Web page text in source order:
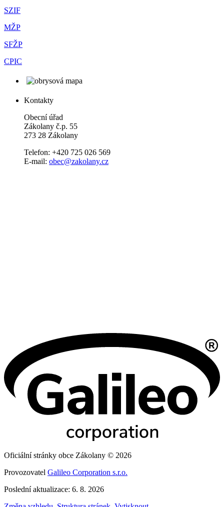
SZIF
MŽP
SFŽP
CPIC
Kontakty
Obecní úřad
Zákolany č.p. 55
273 28 Zákolany
Telefon: +420 725 026 569
E-mail: obec@zakolany.cz
Oficiální stránky obce Zákolany © 2026
Provozovatel Galileo Corporation s.r.o.
Poslední aktualizace: 6. 8. 2026